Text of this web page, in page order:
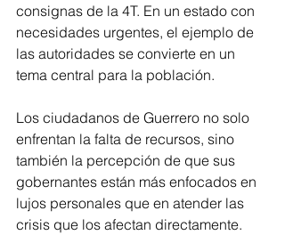
consignas de la 4T. En un estado con
necesidades urgentes, el ejemplo de
las autoridades se convierte en un
tema central para la población.
Los ciudadanos de Guerrero no solo
enfrentan la falta de recursos, sino
también la percepción de que sus
gobernantes están más enfocados en
lujos personales que en atender las
crisis que los afectan directamente.